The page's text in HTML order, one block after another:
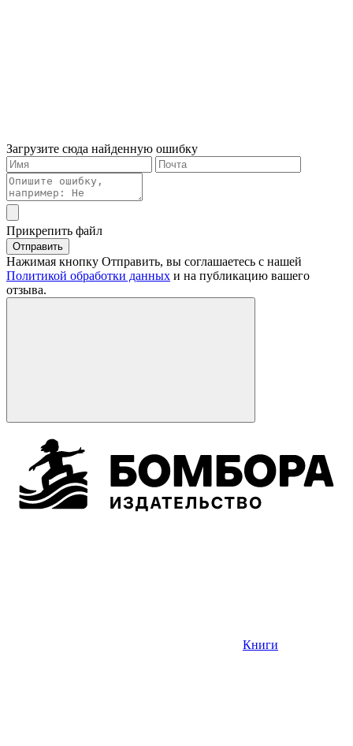
Загрузите сюда найденную ошибку
Прикрепить файл
Отправить
Нажимая кнопку Отправить, вы соглашаетесь с нашей
Политикой обработки данных и на публикацию вашего
отзыва.
Книги